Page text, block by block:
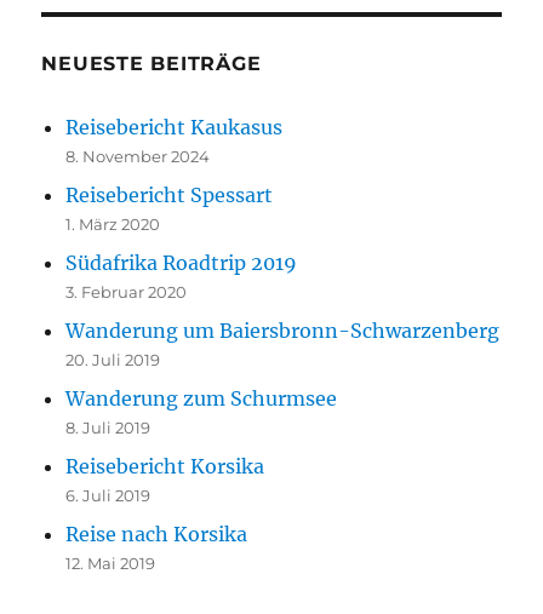
NEUESTE BEITRÄGE
Reisebericht Kaukasus
8. November 2024
Reisebericht Spessart
1. März 2020
Südafrika Roadtrip 2019
3. Februar 2020
Wanderung um Baiersbronn-Schwarzenberg
20. Juli 2019
Wanderung zum Schurmsee
8. Juli 2019
Reisebericht Korsika
6. Juli 2019
Reise nach Korsika
12. Mai 2019